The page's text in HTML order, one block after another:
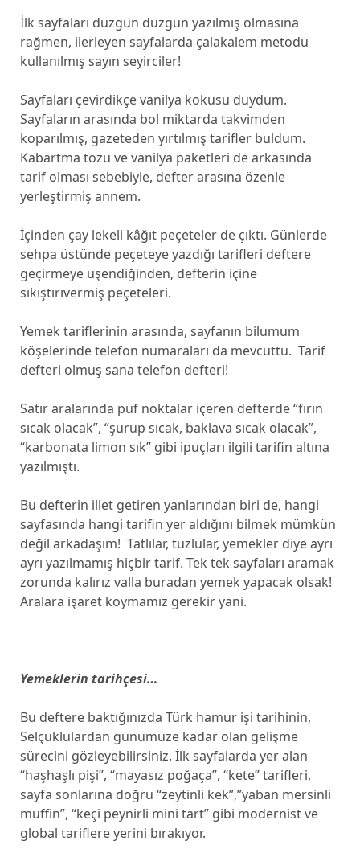
İlk sayfaları düzgün düzgün yazılmış olmasına
rağmen, ilerleyen sayfalarda çalakalem metodu
kullanılmış sayın seyirciler!
Sayfaları çevirdikçe vanilya kokusu duydum.
Sayfaların arasında bol miktarda takvimden
koparılmış, gazeteden yırtılmış tarifler buldum.
Kabartma tozu ve vanilya paketleri de arkasında
tarif olması sebebiyle, defter arasına özenle
yerleştirmiş annem.
İçinden çay lekeli kâğıt peçeteler de çıktı. Günlerde
sehpa üstünde peçeteye yazdığı tarifleri deftere
geçirmeye üşendiğinden, defterin içine
sıkıştırıvermiş peçeteleri.
Yemek tariflerinin arasında, sayfanın bilumum
köşelerinde telefon numaraları da mevcuttu. Tarif
defteri olmuş sana telefon defteri!
Satır aralarında püf noktalar içeren defterde “fırın
sıcak olacak”, “şurup sıcak, baklava sıcak olacak”,
“karbonata limon sık” gibi ipuçları ilgili tarifin altına
yazılmıştı.
Bu defterin illet getiren yanlarından biri de, hangi
sayfasında hangi tarifin yer aldığını bilmek mümkün
değil arkadaşım! Tatlılar, tuzlular, yemekler diye ayrı
ayrı yazılmamış hiçbir tarif. Tek tek sayfaları aramak
zorunda kalırız valla buradan yemek yapacak olsak!
Aralara işaret koymamız gerekir yani.
Yemeklerin tarihçesi…
Bu deftere baktığınızda Türk hamur işi tarihinin,
Selçuklulardan günümüze kadar olan gelişme
sürecini gözleyebilirsiniz. İlk sayfalarda yer alan
“haşhaşlı pişi”, “mayasız poğaça”, “kete” tarifleri,
sayfa sonlarına doğru “zeytinli kek”,”yaban mersinli
muffin”, “keçi peynirli mini tart” gibi modernist ve
global tariflere yerini bırakıyor.